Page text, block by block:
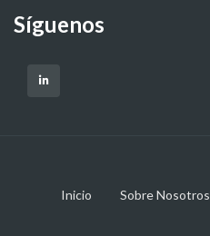
Síguenos
Inicio Sobre Nosotros